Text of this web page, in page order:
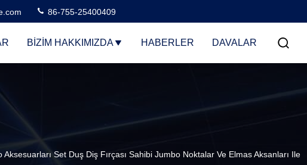
86-755-25400409
BIZIM HAKKIMIZDA HABERLER DAVALAR
Set Duş Diş Fırçası Sahibi Jumbo Noktalar Ve Elmas Aksanları Ile